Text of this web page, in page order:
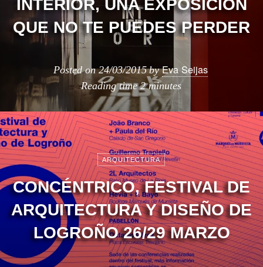
INTERIOR, UNA EXPOSICIÓN
QUE NO TE PUEDES PERDER
Posted on24/03/2015 byEva Seijas
Reading time2 minutes
ARQUITECTURA
CONCÉNTRICO, FESTIVAL DE
ARQUITECTURA Y DISEÑO DE
LOGROÑO 26/29 MARZO